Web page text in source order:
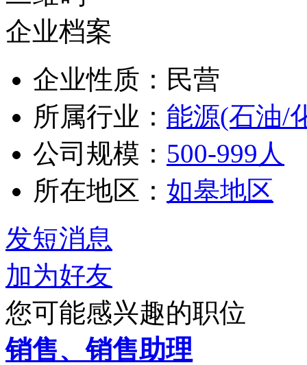
企业档案
企业性质：民营
所属行业： 能源(石油/
公司规模： 500-999人
所在地区： 如皋地区
发短消息
加为好友
您可能感兴趣的职位
销售、销售助理